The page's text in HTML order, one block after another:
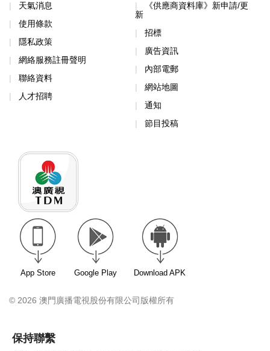
天氣消息
使用條款
隱私政策
網絡服務註冊聲明
聯絡資料
人才招聘
《供應商資料庫》新申請/更
新
招標
廣告資訊
內部電郵
網站地圖
通知
節目投稿
App Store Google Play Download APK
© 2026 澳門廣播電視股份有限公司版權所有
保持聯繫